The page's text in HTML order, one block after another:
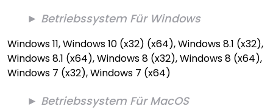
► Betriebssystem Für Windows
Windows 11, Windows 10 (x32) (x64), Windows 8.1 (x32),
Windows 8.1 (x64), Windows 8 (x32), Windows 8 (x64),
Windows 7 (x32), Windows 7 (x64)
► Betriebssystem Für MacOS